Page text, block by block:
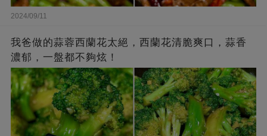
2024/09/11
我爸做的蒜蓉西蘭花太絕，西蘭花清脆爽口，蒜香
濃郁，一盤都不夠炫！